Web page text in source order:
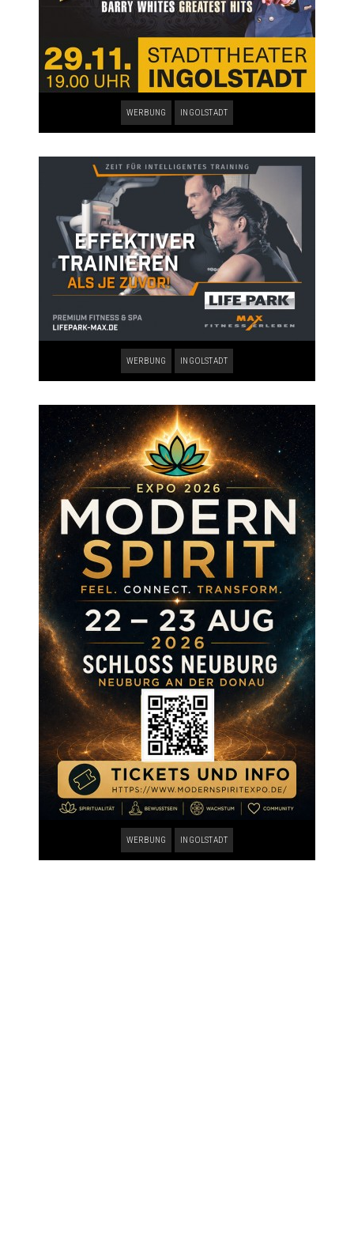
WERBUNG INGOLSTADT
WERBUNG INGOLSTADT
WERBUNG INGOLSTADT